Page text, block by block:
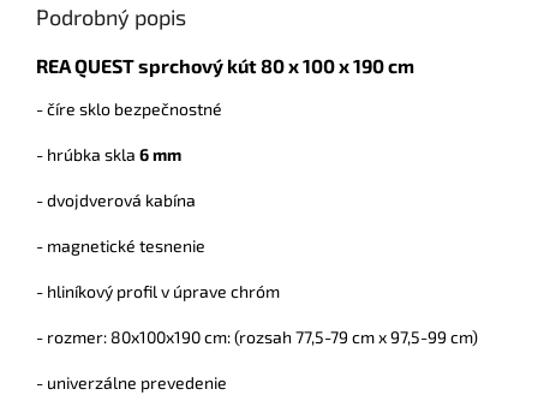
Podrobný popis
REA QUEST sprchový kút 80 x 100 x 190 cm
- číre sklo bezpečnostné
- hrúbka skla 6 mm
- dvojdverová kabína
- magnetické tesnenie
- hliníkový profil v úprave chróm
- rozmer: 80x100x190 cm: (rozsah 77,5-79 cm x 97,5-99 cm)
- univerzálne prevedenie